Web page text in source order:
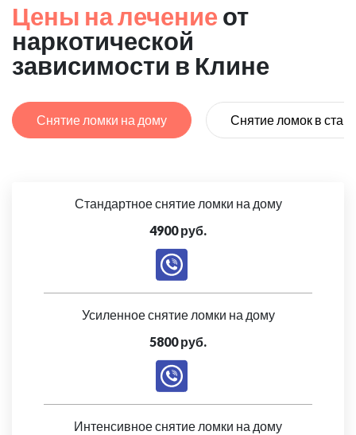
Цены на лечение от
наркотической
зависимости в Клине
Снятие ломки на дому Снятие ломок в
Стандартное снятие ломки на дому
4900 руб.
Усиленное снятие ломки на дому
5800 руб.
Интенсивное снятие ломки на дому